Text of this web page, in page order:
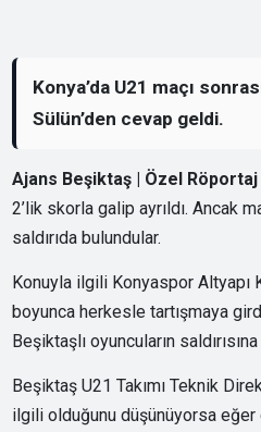
Konya’da U21 maçı
Sülün’den cevap geldi.
Ajans Beşiktaş | Özel
2’lik skorla galip ayrıldı. Ancak
saldırıda bulundular.
Konuyla ilgili Konyaspor Altyapı
boyunca herkesle tartışmaya
Beşiktaşlı oyuncuların
Beşiktaş U21 Takımı Teknik
ilgili olduğunu düşünüyorsa eğer